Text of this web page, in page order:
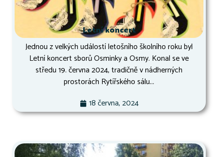
Letní koncert
Jednou z velkých událostí letošního školního roku byl
Letní koncert sborů Osminky a Osmy. Konal se ve
středu 19. června 2024, tradičně v nádherných
prostorách Rytířského sálu...
18 června, 2024